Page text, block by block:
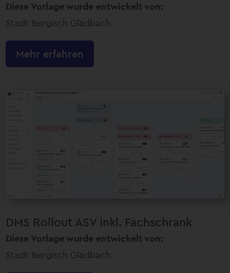
Diese Vorlage wurde entwickelt von:
Stadt Bergisch Gladbach
Mehr erfahren
DMS Rollout ASV inkl. Fachschrank
Diese Vorlage wurde entwickelt von:
Stadt Bergisch Gladbach